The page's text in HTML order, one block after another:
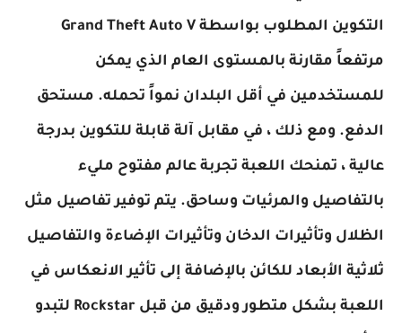
التكوين المطلوب بواسطة Grand Theft Auto V
مرتفعاً مقارنة بالمستوى العام الذي يمكن
للمستخدمين في أقل البلدان نمواً تحمله. مستحق
الدفع. ومع ذلك ، في مقابل آلة قابلة للتكوين بدرجة
عالية ، تمنحك اللعبة تجربة عالم مفتوح مليء
بالتفاصيل والمرئيات وساحق. يتم توفير تفاصيل مثل
الظلال وتأثيرات الدخان وتأثيرات الإضاءة والتفاصيل
ثلاثية الأبعاد للكائن بالإضافة إلى تأثير الانعكاس في
اللعبة بشكل متطور ودقيق من قبل Rockstar لتبدو